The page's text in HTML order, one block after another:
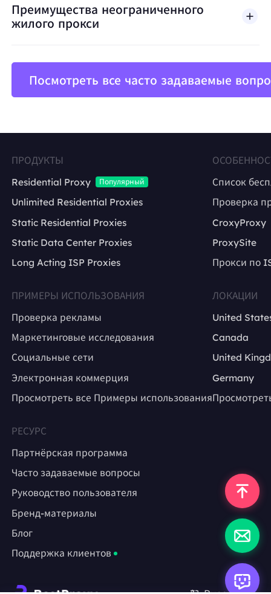
Преимущества неограниченного
жилого прокси
Посмотреть все часто задаваемые
ПРОДУКТЫ
Residential Proxy
Популярный
Unlimited Residential Proxies
Static Residential Proxies
Static Data Center Proxies
Long Acting ISP Proxies
Список
Проверка
CroxyProxy
ProxySite
Прокси по
ПРИМЕРЫ ИСПОЛЬЗОВАНИЯ
Проверка рекламы
Маркетинговые исследования
Социальные сети
Электронная коммерция
Просмотреть все Примеры использования
ЛОКАЦИИ
United
Canada
United
Germany
РЕСУРС
Партнёрская программа
Часто задаваемые вопросы
Руководство пользователя
Бренд-материалы
Блог
Поддержка клиентов